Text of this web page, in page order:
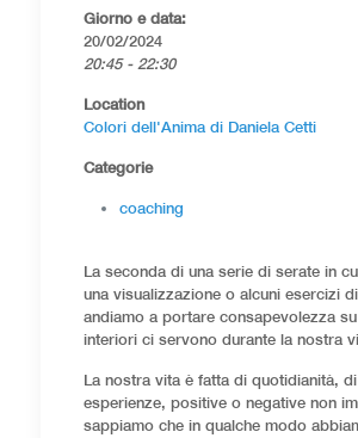
Giorno e data:
20/02/2024
20:45 - 22:30
Location
Colori dell'Anima di Daniela Cetti
Categorie
coaching
La seconda di una serie di serate in
una visualizzazione o alcuni esercizi
andiamo a portare consapevolezza
interiori ci servono durante la nostra
La nostra vita è fatta di quotidianità,
esperienze, positive o negative non
sappiamo che in qualche modo